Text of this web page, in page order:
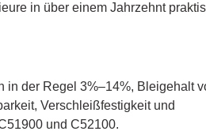
in über einem Jahrzehnt
der Regel 3%–14%, Bleigehalt
Verschleißfestigkeit und
und C52100.